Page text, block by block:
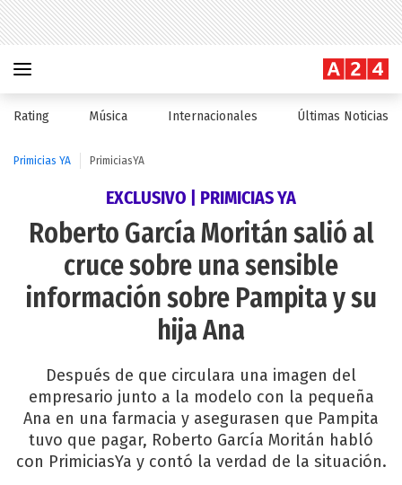
Rating Música Internacionales Últimas Noticias
Primicias YA PrimiciasYA
EXCLUSIVO | PRIMICIAS YA
Roberto García Moritán salió al
cruce sobre una sensible
información sobre Pampita y su
hija Ana
Después de que circulara una imagen del
empresario junto a la modelo con la pequeña
Ana en una farmacia y asegurasen que Pampita
tuvo que pagar, Roberto García Moritán habló
con PrimiciasYa y contó la verdad de la situación.